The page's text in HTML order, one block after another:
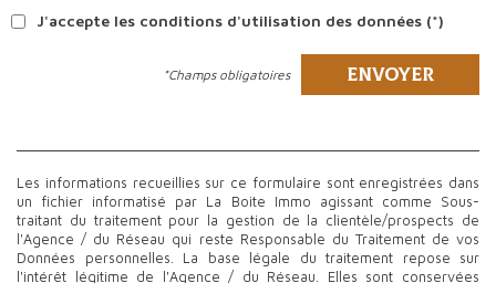
J'accepte les conditions d'utilisation des données (*)
ENVOYER
*Champs obligatoires
Les informations recueillies sur ce formulaire sont enregistrées dans
un fichier informatisé par La Boite Immo agissant comme Sous-
traitant du traitement pour la gestion de la clientèle/prospects de
l'Agence / du Réseau qui reste Responsable du Traitement de vos
Données personnelles. La base légale du traitement repose sur
l'intérêt légitime de l'Agence / du Réseau. Elles sont conservées